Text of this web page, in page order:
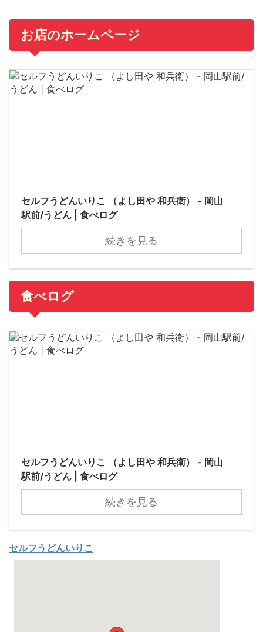
お店のホームページ
セルフうどんいりこ （よし田や 和兵衛） - 岡山
駅前/うどん | 食べログ
続きを見る
食べログ
セルフうどんいりこ （よし田や 和兵衛） - 岡山
駅前/うどん | 食べログ
続きを見る
セルフうどんいりこ